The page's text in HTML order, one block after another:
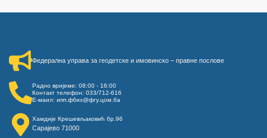
Федерална управа за геодетске и имовинско – правне послове​
Радно вријеме: 08:00 - 16:00
Контакт телефон: 033/712-616
Е-маил: ипп.фбих@фгу.цом.ба
Хамдије Крешевљаковић бр.96
Сарајево 71000